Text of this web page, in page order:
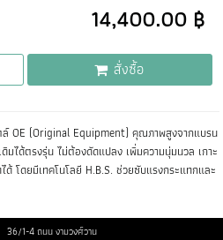
14,400.00 ฿
สั่งซื้อ
OE (Original Equipment) คุณภาพสูงจากแบรน
มได้ตรงรุ่น ไม่ต้องดัดแปลง เพิ่มความนุ่มนวล เกาะ
โดยมีเทคโนโลยี H.B.S. ช่วยซับแรงกระแทกและ
36/1-4 ถนน งามวงศ์วาน